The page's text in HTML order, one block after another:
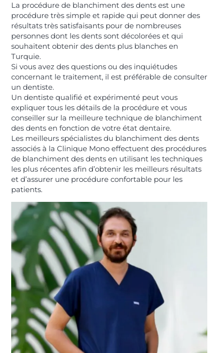
La procédure de blanchiment des dents est une
procédure très simple et rapide qui peut donner des
résultats très satisfaisants pour de nombreuses
personnes dont les dents sont décolorées et qui
souhaitent obtenir des dents plus blanches en
Turquie.
Si vous avez des questions ou des inquiétudes
concernant le traitement, il est préférable de consulter
un dentiste.
Un dentiste qualifié et expérimenté peut vous
expliquer tous les détails de la procédure et vous
conseiller sur la meilleure technique de blanchiment
des dents en fonction de votre état dentaire.
Les meilleurs spécialistes du blanchiment des dents
associés à la Clinique Mono effectuent des procédures
de blanchiment des dents en utilisant les techniques
les plus récentes afin d’obtenir les meilleurs résultats
et d’assurer une procédure confortable pour les
patients.